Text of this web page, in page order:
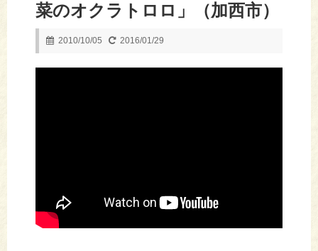
菜のオクラトロロ」（加西市）
2010/10/05 2016/01/29